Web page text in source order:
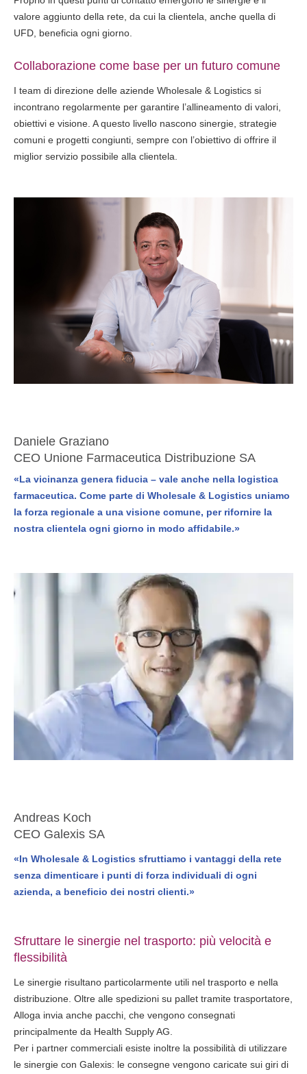
valore aggiunto della rete, da cui la clientela, anche quella di
UFD, beneficia ogni giorno.
Collaborazione come base per un futuro comune
I team di direzione delle aziende Wholesale & Logistics si
incontrano regolarmente per garantire l’allineamento di valori,
obiettivi e visione. A questo livello nascono sinergie, strategie
comuni e progetti congiunti, sempre con l’obiettivo di offrire il
miglior servizio possibile alla clientela.
Daniele Graziano
CEO Unione Farmaceutica Distribuzione SA
«La vicinanza genera fiducia – vale anche nella logistica
farmaceutica. Come parte di Wholesale & Logistics uniamo
la forza regionale a una visione comune, per rifornire la
nostra clientela ogni giorno in modo affidabile.»
Andreas Koch
CEO Galexis SA
«In Wholesale & Logistics sfruttiamo i vantaggi della rete
senza dimenticare i punti di forza individuali di ogni
azienda, a beneficio dei nostri clienti.»
Sfruttare le sinergie nel trasporto: più velocità e
flessibilità
Le sinergie risultano particolarmente utili nel trasporto e nella
distribuzione. Oltre alle spedizioni su pallet tramite trasportatore,
Alloga invia anche pacchi, che vengono consegnati
principalmente da Health Supply AG.
Per i partner commerciali esiste inoltre la possibilità di utilizzare
le sinergie con Galexis: le consegne vengono caricate sui giri di